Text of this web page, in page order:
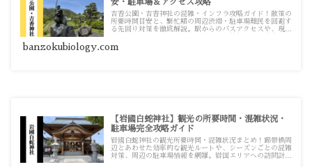
安・駐車場＆アクセス攻略
吉香公園・吉香神社の混雑・インフラ攻略ガイド！散策の
所要時間目安と、繁忙期の周辺渋滞・駐車場難民を回避す
る先回り対策を徹底解説。駅からのバスアクセスや、現地
践的な情報をまとめています。
banzokubiology.com
【岩國白蛇神社】観光の所要時間・混雑状況・
駐車場完全攻略ガイド
岩國白蛇神社の観光所要時間・混雑状況まとめ！錦帯橋周
辺とあわせた効率的な観光ルートや、シーズンごとの混雑
対策、周辺の駐車場情報を網羅。岩国エリアへの訪問計画